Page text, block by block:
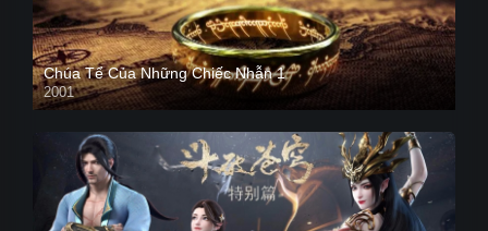
Chúa Tể Của Những Chiếc Nhẫn 1
2001